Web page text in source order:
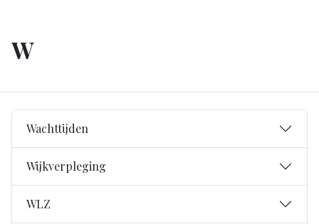
W
Wachttijden
Wijkverpleging
WLZ